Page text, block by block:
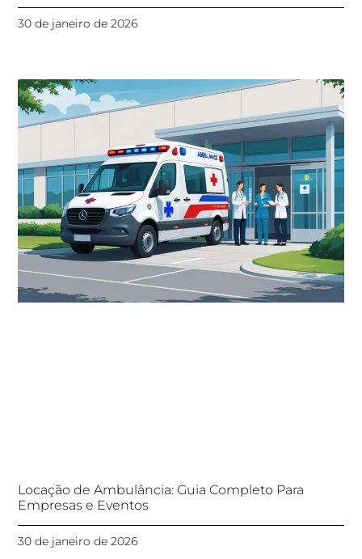
30 de janeiro de 2026
Locação de Ambulância: Guia Completo Para
Empresas e Eventos
30 de janeiro de 2026